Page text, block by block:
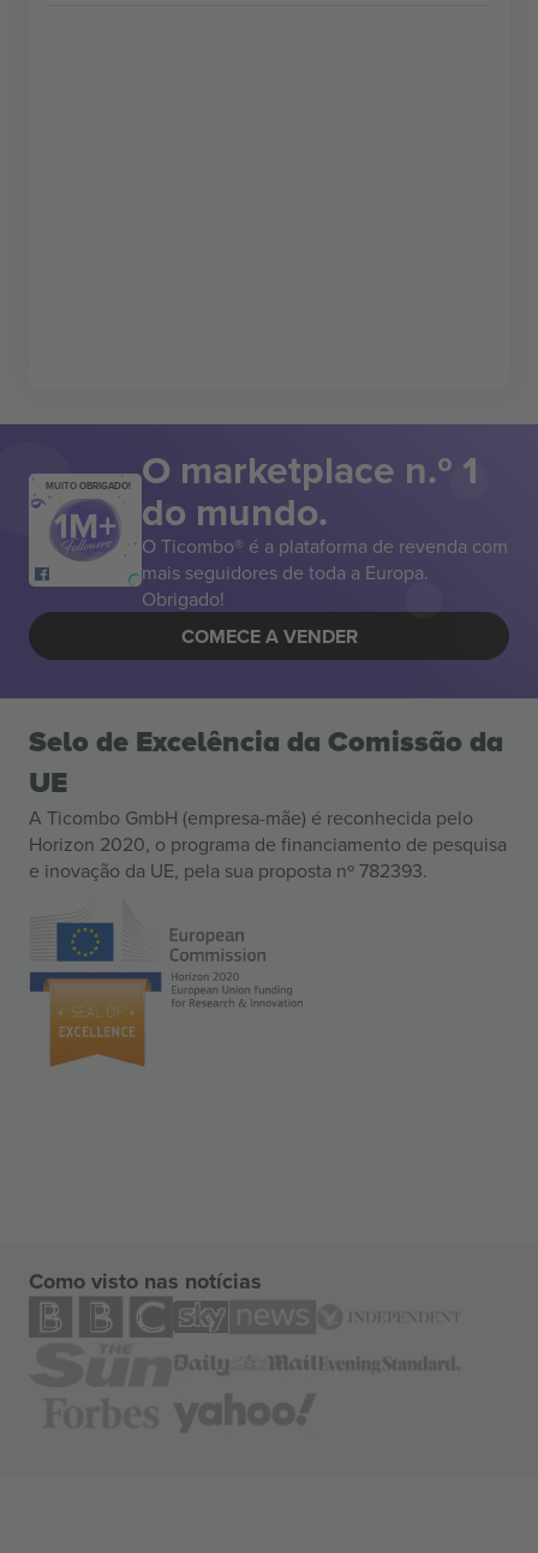
MUITO OBRIGADO! O marketplace n.º 1
do mundo.
O Ticombo® é a plataforma de revenda com
mais seguidores de toda a Europa.
Obrigado!
COMECE A VENDER
Selo de Excelência da Comissão da
UE
A Ticombo GmbH (empresa-mãe) é reconhecida pelo
Horizon 2020, o programa de financiamento de pesquisa
e inovação da UE, pela sua proposta nº 782393.
Como visto nas notícias